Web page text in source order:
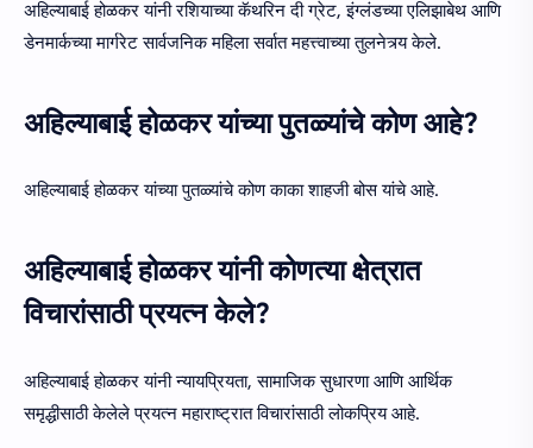
अहिल्याबाई होळकर यांनी रशियाच्या कॅथरिन दी ग्रेट, इंग्लंडच्या एलिझाबेथ आणि
डेनमार्कच्या मार्गरेट सार्वजनिक महिला सर्वात महत्त्वाच्या तुलनेत्र्य केले.
अहिल्याबाई होळकर यांच्या पुतळ्यांचे कोण आहे?
अहिल्याबाई होळकर यांच्या पुतळ्यांचे कोण काका शाहजी बोस यांचे आहे.
अहिल्याबाई होळकर यांनी कोणत्या क्षेत्रात
विचारांसाठी प्रयत्न केले?
अहिल्याबाई होळकर यांनी न्यायप्रियता, सामाजिक सुधारणा आणि आर्थिक
समृद्धीसाठी केलेले प्रयत्न महाराष्ट्रात विचारांसाठी लोकप्रिय आहे.